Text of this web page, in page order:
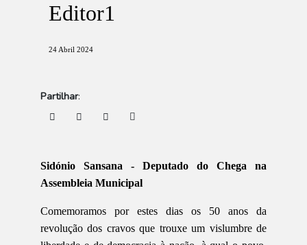
Editor1
24 Abril 2024
Partilhar:
Sidónio Sansana - Deputado do Chega na
Assembleia Municipal
Comemoramos por estes dias os 50 anos da
revolução dos cravos que trouxe um vislumbre de